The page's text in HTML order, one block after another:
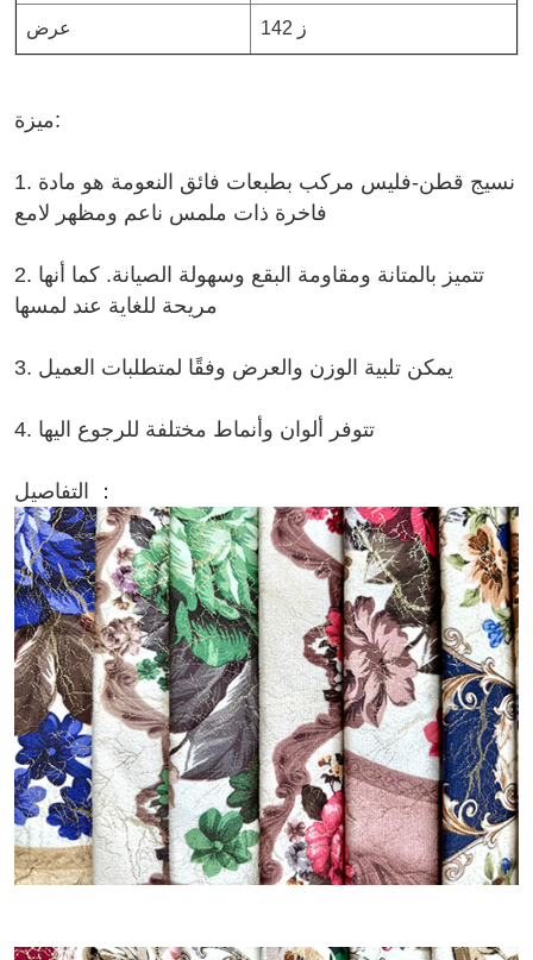
عرض 142 ز
ميزة:
1. نسيج قطن-فليس مركب بطبعات فائق النعومة هو مادة
فاخرة ذات ملمس ناعم ومظهر لامع
2. تتميز بالمتانة ومقاومة البقع وسهولة الصيانة. كما أنها
مريحة للغاية عند لمسها
3. يمكن تلبية الوزن والعرض وفقًا لمتطلبات العميل
4. تتوفر ألوان وأنماط مختلفة للرجوع اليها
التفاصيل ：